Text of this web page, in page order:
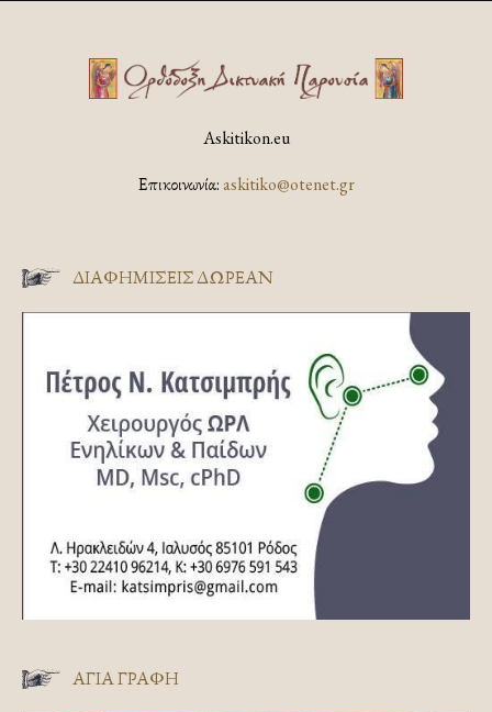
Askitikon.eu
Επικοινωνία:askitiko@otenet.gr
ΔΙΑΦΗΜΊΣΕΙΣ ΔΩΡΕΆΝ
ΑΓΊΑ ΓΡΑΦΉ